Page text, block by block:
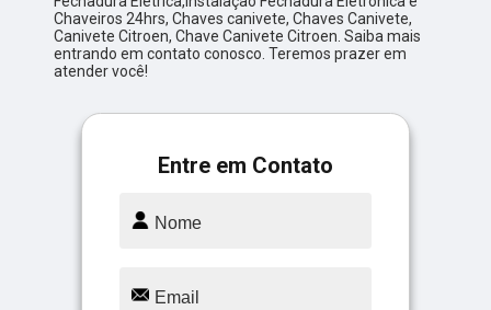
Chaveiros 24hrs, Chaves canivete, Chaves Canivete,
Canivete Citroen, Chave Canivete Citroen. Saiba mais
entrando em contato conosco. Teremos prazer em
atender você!
Entre em Contato